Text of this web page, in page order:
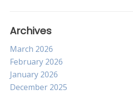
Archives
March 2026
February 2026
January 2026
December 2025